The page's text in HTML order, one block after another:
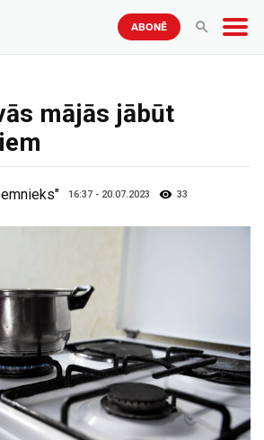
ABONĒ
mājās jābūt
16:37 - 20.07.2023 33